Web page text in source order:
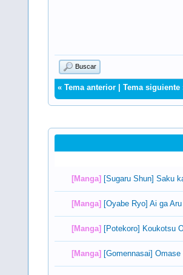
Buscar
« Tema anterior| Tema siguiente
[Manga] [Sugaru Shun] Saku
[Manga] [Oyabe Ryo] Ai ga
[Manga] [Potekoro] Koukotsu
[Manga] [Gomennasai]